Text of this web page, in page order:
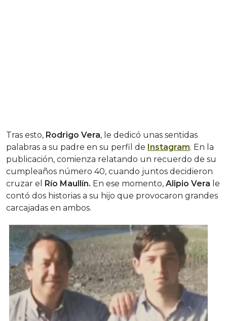
Tras esto, Rodrigo Vera, le dedicó unas sentidas
palabras a su padre en su perfil de Instagram. En la
publicación, comienza relatando un recuerdo de su
cumpleaños número 40, cuando juntos decidieron
cruzar el
Río Maullín. En ese momento, Alipio Vera le
contó dos historias a su hijo que provocaron grandes
carcajadas en ambos.